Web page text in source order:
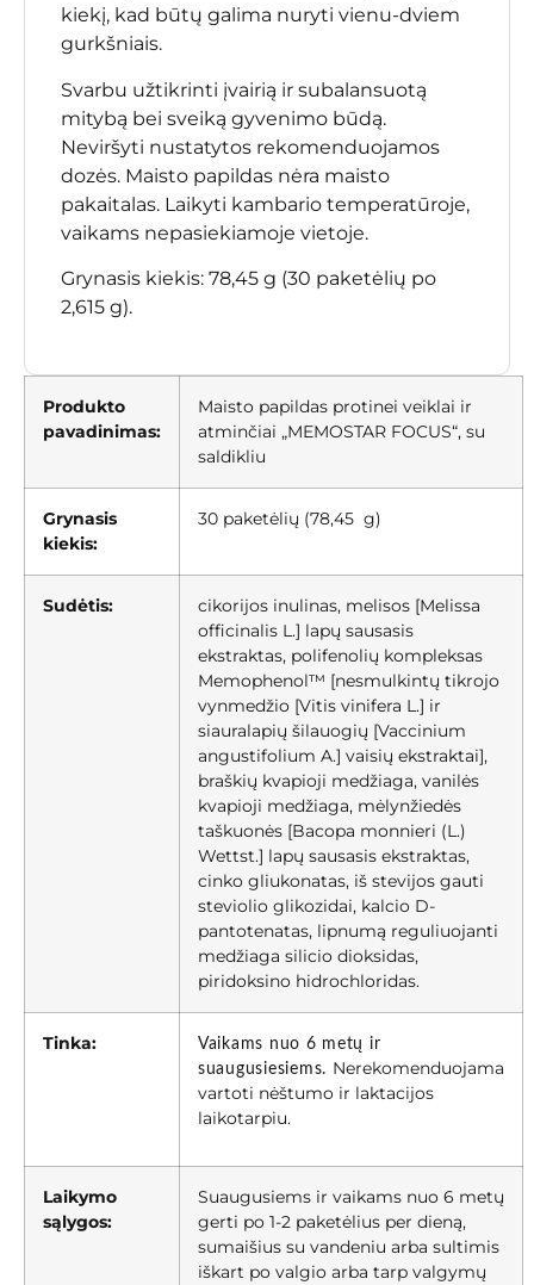
kiekį, kad būtų galima nuryti vienu-dviem
gurkšniais.
Svarbu užtikrinti įvairią ir subalansuotą
mitybą bei sveiką gyvenimo būdą.
Neviršyti nustatytos rekomenduojamos
dozės. Maisto papildas nėra maisto
pakaitalas. Laikyti kambario temperatūroje,
vaikams nepasiekiamoje vietoje.
Grynasis kiekis: 78,45 g (30 paketėlių po
2,615 g).
Produkto
pavadinimas:
Maisto papildas protinei veiklai ir
atminčiai „MEMOSTAR FOCUS“, su
saldikliu
Grynasis
kiekis:
30 paketėlių (78,45 g)
Sudėtis:
cikorijos inulinas, melisos [Melissa
officinalis L.] lapų sausasis
ekstraktas, polifenolių kompleksas
Memophenol™ [nesmulkintų tikrojo
vynmedžio [Vitis vinifera L.] ir
siauralapių šilauogių [Vaccinium
angustifolium A.] vaisių ekstraktai],
braškių kvapioji medžiaga, vanilės
kvapioji medžiaga, mėlynžiedės
taškuonės [Bacopa monnieri (L.)
Wettst.] lapų sausasis ekstraktas,
cinko gliukonatas, iš stevijos gauti
steviolio glikozidai, kalcio D-
pantotenatas, lipnumą reguliuojanti
medžiaga silicio dioksidas,
piridoksino hidrochloridas.
Tinka:
Vaikams nuo 6 metų ir
suaugusiesiems. Nerekomenduojama
vartoti nėštumo ir laktacijos
laikotarpiu.
Laikymo
sąlygos:
Suaugusiems ir vaikams nuo 6 metų
gerti po 1-2 paketėlius per dieną,
sumaišius su vandeniu arba sultimis
iškart po valgio arba tarp valgymų